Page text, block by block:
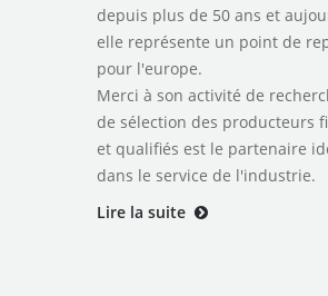
depuis plus de 50 ans et
elle représente un point de
pour l'europe.
Merci à son activité de
de sélection des producteurs
et qualifiés est le partenaire
dans le service de l'industrie.
Lire la suite